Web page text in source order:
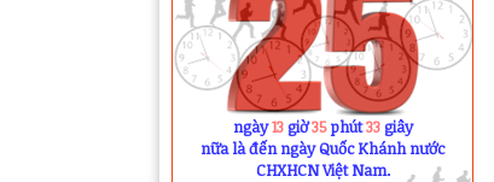
ngày13giờ35phút33giây
nữa là đến ngày Quốc Khánh nước
CHXHCN Việt Nam.